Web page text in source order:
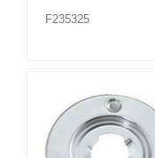
F235325